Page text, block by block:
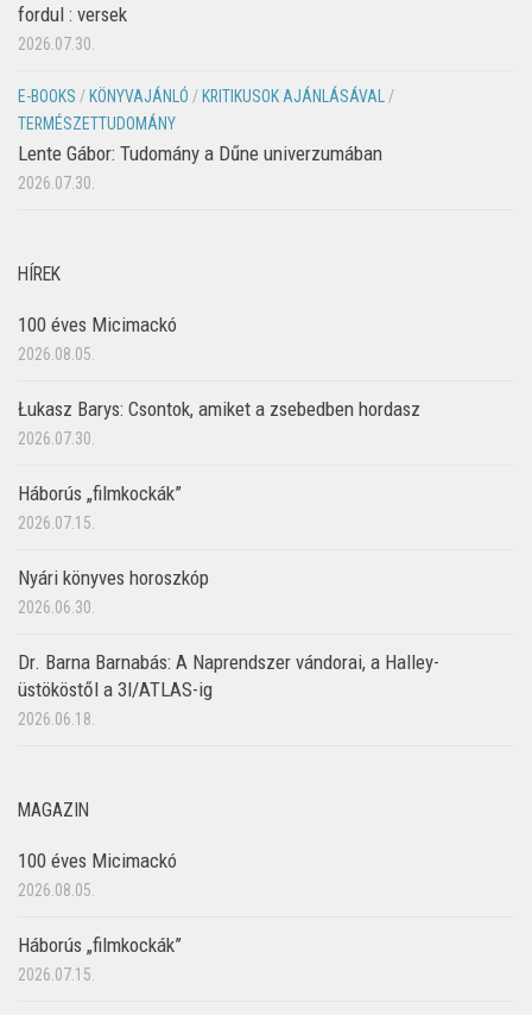
fordul : versek
2026.07.30.
E-BOOKS / KÖNYVAJÁNLÓ / KRITIKUSOK AJÁNLÁSÁVAL
/
TERMÉSZETTUDOMÁNY
Lente Gábor: Tudomány a Dűne univerzumában
2026.07.30.
HÍREK
100 éves Micimackó
2026.08.05.
Łukasz Barys: Csontok, amiket a zsebedben hordasz
2026.07.30.
Háborús „filmkockák”
2026.07.15.
Nyári könyves horoszkóp
2026.06.30.
Dr. Barna Barnabás: A Naprendszer vándorai, a Halley-
üstököstől a 3I/ATLAS-ig
2026.06.18.
MAGAZIN
100 éves Micimackó
2026.08.05.
Háborús „filmkockák”
2026.07.15.